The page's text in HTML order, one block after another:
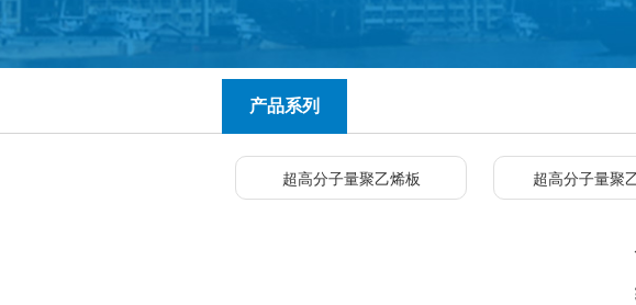
产品系列
超高分子量聚乙烯板 超高分子量聚